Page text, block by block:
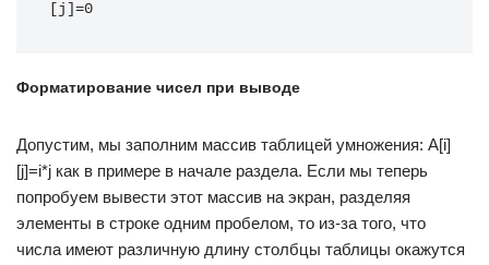
[j]=0
Форматирование чисел при выводе
Допустим, мы заполним массив таблицей умножения: A[i]
[j]=i*j как в примере в начале раздела. Если мы теперь
попробуем вывести этот массив на экран, разделяя
элементы в строке одним пробелом, то из-за того, что
числа имеют различную длину столбцы таблицы окажутся